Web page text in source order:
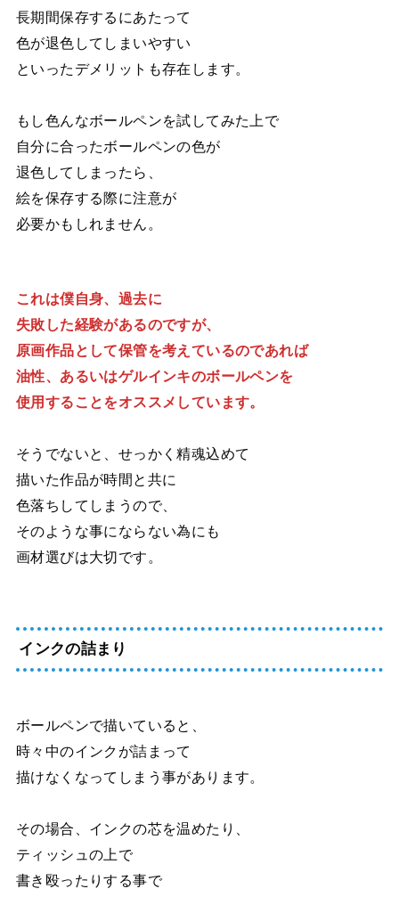
長期間保存するにあたって
色が退色してしまいやすい
といったデメリットも存在します。
もし色んなボールペンを試してみた上で
自分に合ったボールペンの色が
退色してしまったら、
絵を保存する際に注意が
必要かもしれません。
これは僕自身、過去に
失敗した経験があるのですが、
原画作品として保管を考えているのであれば
油性、あるいはゲルインキのボールペンを
使用することをオススメしています。
そうでないと、せっかく精魂込めて
描いた作品が時間と共に
色落ちしてしまうので、
そのような事にならない為にも
画材選びは大切です。
インクの詰まり
ボールペンで描いていると、
時々中のインクが詰まって
描けなくなってしまう事があります。
その場合、インクの芯を温めたり、
ティッシュの上で
書き殴ったりする事で